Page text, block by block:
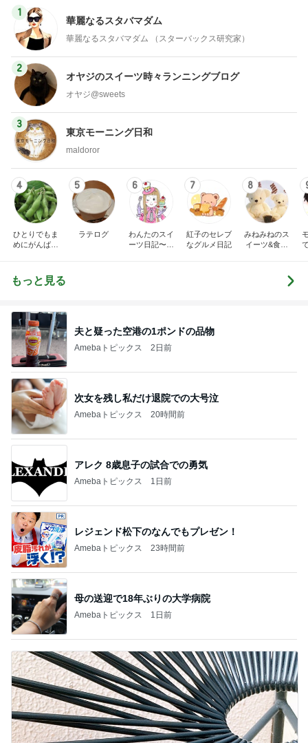
1
華麗なるスタバマダム
華麗なるスタバマダム （スターバックス研究家）
2
オヤジのスイーツ時々ランニングブログ
オヤジ@sweets
3
東京モーニング日和
maldoror
4
ひとりでもま
めにがんばる
5
ラテログ
6
わんたのスイ
ーツ日記〜小
7
紅子のセレブ
なグルメ日記
8
みねみねのス
イーツ&食パ
もっと見る
夫と疑った空港の1ポンドの品物
Amebaトピックス 2日前
次女を残し私だけ退院での大号泣
Amebaトピックス 20時間前
アレク 8歳息子の試合での勇気
Amebaトピックス 1日前
レジェンド松下のなんでもプレゼン！
Amebaトピックス 23時間前
母の送迎で18年ぶりの大学病院
Amebaトピックス 1日前